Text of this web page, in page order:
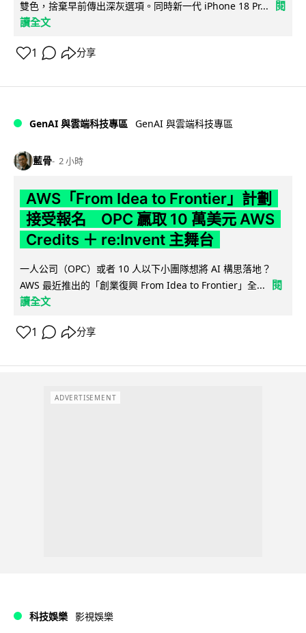
雙色，捨棄早前傳出深灰選項。同時新一代 iPhone 18 Pr...
閱
讀全文
1 分享
GenAI 與雲端科技專區 GenAI 與雲端科技專區
藍骨 2 小時
AWS「From Idea to Frontier」計劃
接受報名 OPC 贏取 10 萬美元 AWS
Credits ＋ re:Invent 主舞台
一人公司（OPC）或者 10 人以下小團隊想將 AI 構思落地？
AWS 最近推出的「創業復興 From Idea to Frontier」全...
閱
讀全文
1 分享
ADVERTISEMENT
科技娛樂 影視娛樂